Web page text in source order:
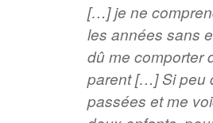
[…] je ne
les années sans
dû me comporter
parent […] Si peu
passées et me